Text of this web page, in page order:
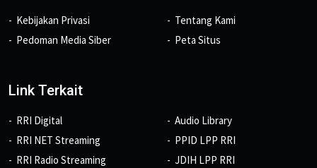
Kebijakan Privasi
Pedoman Media Siber
Tentang Kami
Peta Situs
Link Terkait
RRI Digital
RRI NET Streaming
RRI Radio Streaming
Audio Library
PPID LPP RRI
JDIH LPP RRI